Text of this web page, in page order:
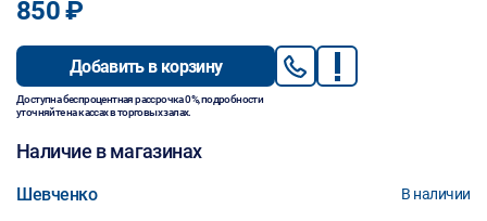
850 ₽
Добавить в корзину
Доступна беспроцентная рассрочка 0%, подробности
уточняйте на кассах в торговых залах.
Наличие в магазинах
Шевченко В наличии